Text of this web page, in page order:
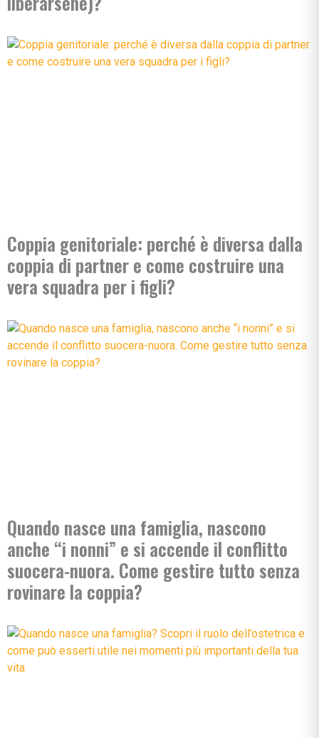
Coppia genitoriale: perché è diversa dalla
coppia di partner e come costruire una
vera squadra per i figli?
Quando nasce una famiglia, nascono
anche “i nonni” e si accende il conflitto
suocera-nuora. Come gestire tutto senza
rovinare la coppia?